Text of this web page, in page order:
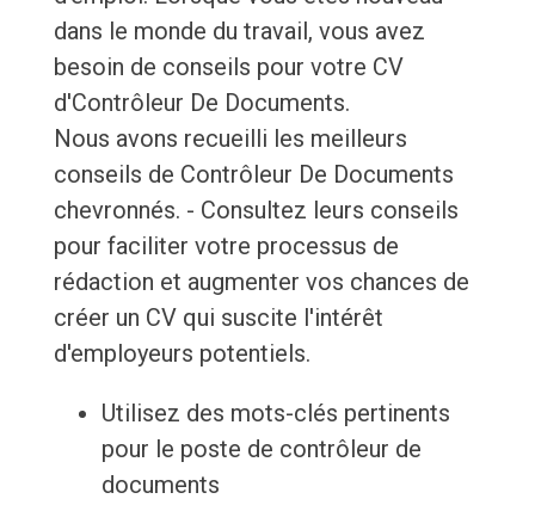
dans le monde du travail, vous avez
besoin de conseils pour votre CV
d'Contrôleur De Documents.
Nous avons recueilli les meilleurs
conseils de Contrôleur De Documents
chevronnés. - Consultez leurs conseils
pour faciliter votre processus de
rédaction et augmenter vos chances de
créer un CV qui suscite l'intérêt
d'employeurs potentiels.
Utilisez des mots-clés pertinents
pour le poste de contrôleur de
documents